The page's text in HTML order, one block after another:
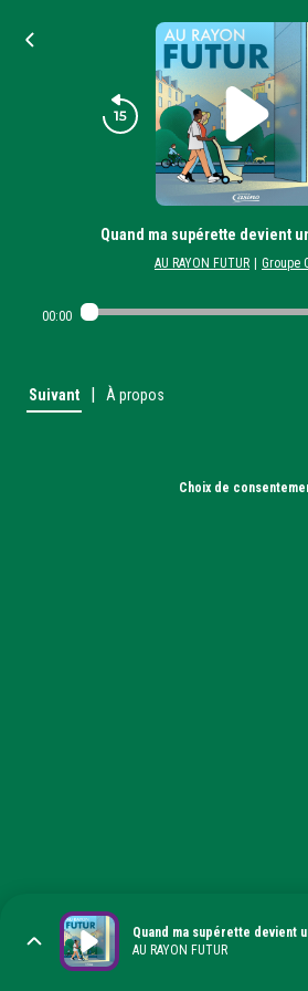
Quand ma supérette devient
AU RAYON FUTUR Groupe
00:00
Suivant | À propos
Choix de
Quand ma supérette devient
AU RAYON FUTUR